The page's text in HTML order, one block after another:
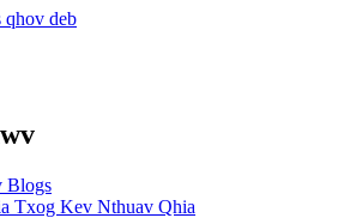
qhov deb
Blogs
Txog Kev Nthuav Qhia